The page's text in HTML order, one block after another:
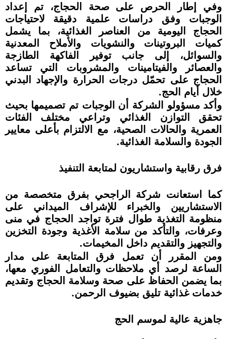
وفي إطار الحرص على صحة الحجاج، تم إعداد
الوجبات وفق دراسات علمية دقيقة لاحتياجات
الحجاج اليومية من العناصر الغذائية، بما يشمل
كميات البروتينات والنشويات والأملاح المعدنية
والسوائل، إلى جانب توفير الفاكهة الطازجة
والعصائر والفيتامينات والمشروبات التي تساعد
الحجاج على تحمّل درجات الحرارة والإجهاد البدني
خلال أيام الحج.
وأكد مسؤولو الشركة أن الوجبات تم تصميمها بحيث
تحقق التوازن الغذائي وتراعي مختلف الفئات
العمرية والحالات الصحية، مع الالتزام بأعلى معايير
الجودة والسلامة الغذائية.
فرق رقابية واستشاريون لمتابعة التنفيذ
كما استعانت شركة الراجحي بفرق متخصصة من
الاستشاريين والخبراء للإشراف الميداني على
منظومة التغذية طوال فترة تواجد الحجاج في منى
وعرفات، والتأكد من سلامة الأغذية وجودة التخزين
والتجهيز والتقديم داخل المخيمات.
ومن المقرر أن تعمل فرق المتابعة على مدار
الساعة لرصد أي ملاحظات والتعامل الفوري معها،
بما يضمن الحفاظ على صحة وسلامة الحجاج وتقديم
خدمات غذائية تليق بضيوف الرحمن.
جاهزية عالية لموسم الحج